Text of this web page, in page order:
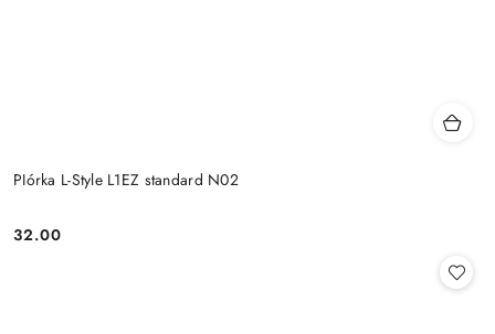
PIórka L-Style L1EZ standard N02
Cena:
32.00